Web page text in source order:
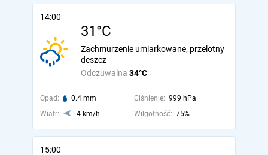
14:00
31°C
Odczuwalna 34°C
Zachmurzenie umiarkowane, przelotny
deszcz
Opad: 0.4 mm Ciśnienie: 999 hPa
Wiatr:
4 km/h Wilgotność: 75%
15:00